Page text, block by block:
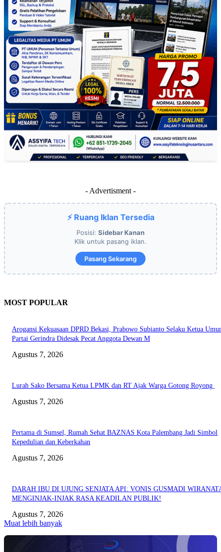
- Advertisment -
⚡ Ruang Iklan Tersedia
Posisi: Sidebar Kanan
Klik untuk pasang iklan.
Pasang Sekarang
MOST POPULAR
Arogansi Kekuasaan DPRD Bekasi, Prabowo Subianto Selaku Ketua
Partai Gerindra Didesak Pecat Anggota Dewan M
Agustus 7, 2026
Lurah Sako Bersama Ketua LPMK dan RT Ajak Warga Gotong Royong
Agustus 7, 2026
Pertama di Sumsel, Rumah Sehat BAZNAS Kota Palembang Jadi Simbol
Kepedulian dan Keberkahan
Agustus 7, 2026
DARAH IBU DI UJUNG SENJATA API: VONIS GUSMADI
MENGINJAK-INJAK RASA KEADILAN PUBLIK!
Agustus 7, 2026
Muat lebih banyak